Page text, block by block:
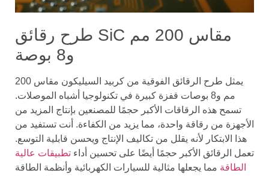
طرح رقائق SiC مقاس 200 مم
يمثل طرح الرقائق الفوقية من كربيد السيليكون مقاس 200
مم و8 بوصات قفزة كبيرة في تكنولوجيا أشباه الموصلات.
تسمح هذه الرقاقات الأكبر حجمًا للمصنعين بإنتاج المزيد من
الأجهزة من رقاقة واحدة، مما يزيد من الكفاءة. أنت تستفيد من
هذا الابتكار لأنه يقلل من تكاليف الإنتاج ويحسن قابلية التوسع.
تعمل الرقائق الأكبر حجمًا أيضًا على تحسين أداء تطبيقات عالية
الطاقة مما يجعلها مثالية للسيارات الكهربائية وأنظمة الطاقة